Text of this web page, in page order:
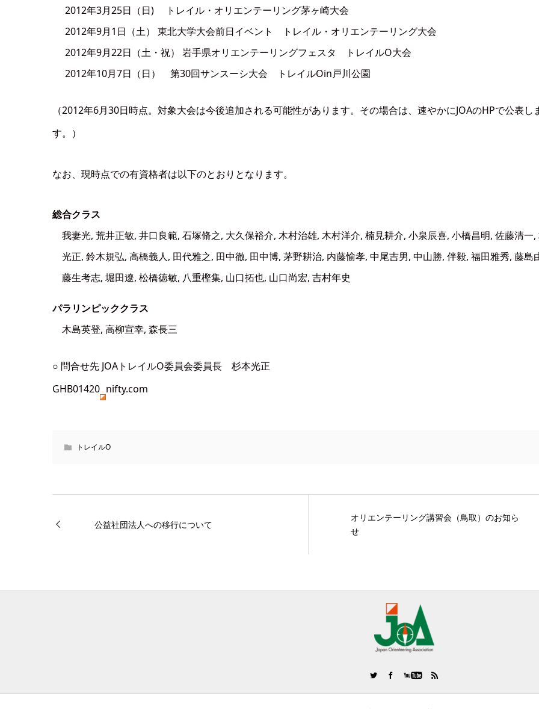
2012年3月25日（日) トレイル・オリエンテーリング茅ヶ崎大会
2012年9月1日（土） 東北大学大会前日イベント トレイル・オリエンテーリング大会
2012年9月22日（土・祝） 岩手県オリエンテーリングフェスタ トレイルO大会
2012年10月7日（日） 第30回サンスーシ大会 トレイルOin戸川公園
（2012年6月30日時点。対象大会は今後追加される可能性があります。その場合は、速やかにJOAのHPで公表し
す。）
なお、現時点での有資格者は以下のとおりとなります。
総合クラス
我妻光, 荒井正敏, 井口良範, 石塚脩之, 大久保裕介, 木村治雄, 木村洋介, 楠見耕介, 小泉辰喜, 小橋昌明, 佐藤清一,
光正, 鈴木規弘, 高橋義人, 田代雅之, 田中徹, 田中博, 茅野耕治, 内藤愉孝, 中尾吉男, 中山勝, 伴毅, 福田雅秀, 藤島
藤生考志, 堀田遼, 松橋徳敏, 八重樫集, 山口拓也, 山口尚宏, 吉村年史
パラリンピッククラス
木島英登, 高柳宣幸, 森長三
○ 問合せ先 JOAトレイルO委員会委員長 杉本光正
GHB01420 nifty.com
トレイルO
公益社団法人への移行について
オリエンテーリング講習会（鳥取）のお知ら
せ